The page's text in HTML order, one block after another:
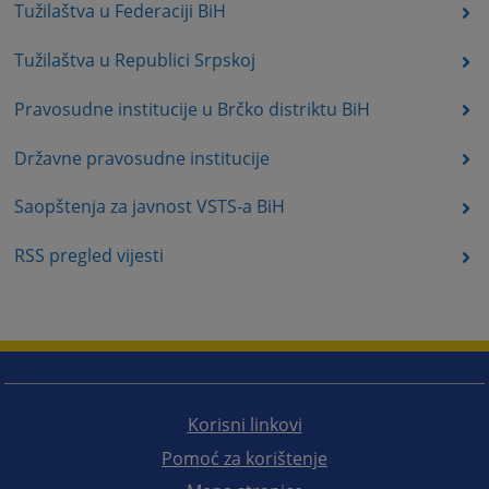
Tužilaštva u Federaciji BiH
Tužilaštva u Republici Srpskoj
Pravosudne institucije u Brčko distriktu BiH
Državne pravosudne institucije
Saopštenja za javnost VSTS-a BiH
RSS pregled vijesti
Korisni linkovi
Pomoć za korištenje